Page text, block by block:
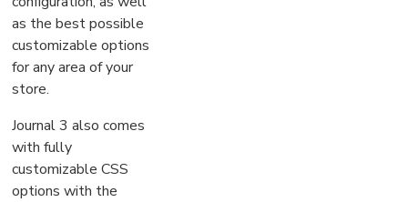
as the best possible
customizable options
for any area of your
store.
Journal 3 also comes
with fully
customizable CSS
options with the